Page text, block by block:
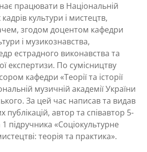
працювати в Національній
кадрів культури і мистецтв,
згодом доцентом кафедри
і музикознавства,
естрадного виконавства та
експертизи. По сумісництву
кафедри «Теорії та історії
музичній академії України
За цей час написав та видав
публікацій, автор та співавтор 5-
підручника «Соціокультурне
теорія та практика».